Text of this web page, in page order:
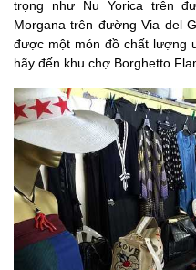
trọng như Nu Yorica trên
Morgana trên đường Via del
được một món đồ chất lượng
hãy đến khu chợ Borghetto